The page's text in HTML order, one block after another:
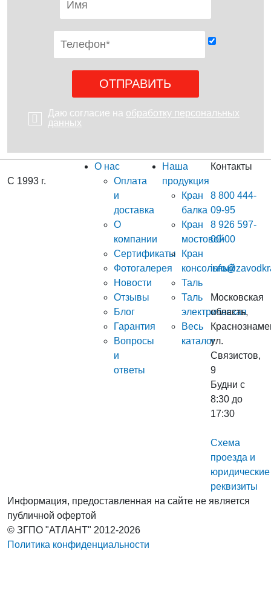
Даю согласие на обработку персональных
данных
С 1993 г.
О нас
Оплата
и
доставка
О
компании
Сертификаты
Фотогалерея
Новости
Отзывы
Блог
Гарантия
Вопросы
и
ответы
Наша
продукция
Кран
балка
Кран
мостовой
Кран
консольный
Таль
Таль
электрическая
Весь
каталог
Контакты
8 800 444-
09-95
8 926 597-
00-00
Московская
область,
ул.
Связистов,
9
Будни с
8:30 до
17:30
Схема
проезда и
юридические
реквизиты
Информация, предоставленная на сайте не является
публичной офертой
© ЗГПО "АТЛАНТ" 2012-2026
Политика конфиденциальности